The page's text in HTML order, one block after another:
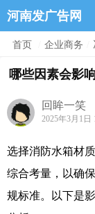
河南发广告网
首页 企业商务
哪些因素会影
回眸一笑
2025年3月1日
选择消防水箱材
综合考量，以确
规标准。以下是